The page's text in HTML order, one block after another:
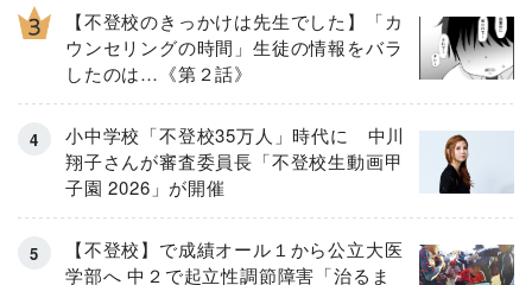
【不登校のきっかけは先生でした】「カ
ウンセリングの時間」生徒の情報をバラ
したのは…《第２話》
小中学校「不登校35万人」時代に 中川
翔子さんが審査委員長「不登校生動画甲
子園 2026」が開催
【不登校】で成績オール１から公立大医
学部へ 中２で起立性調節障害「治るま